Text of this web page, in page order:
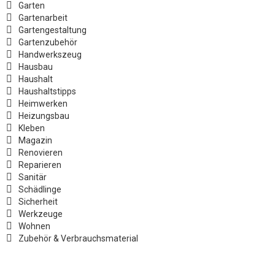
Garten
Gartenarbeit
Gartengestaltung
Gartenzubehör
Handwerkszeug
Hausbau
Haushalt
Haushaltstipps
Heimwerken
Heizungsbau
Kleben
Magazin
Renovieren
Reparieren
Sanitär
Schädlinge
Sicherheit
Werkzeuge
Wohnen
Zubehör & Verbrauchsmaterial